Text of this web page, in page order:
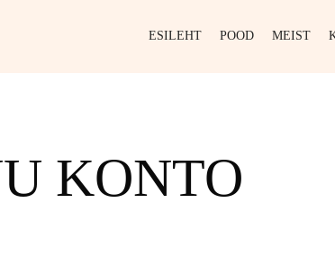
ESILEHT POOD MEIST
KONTO